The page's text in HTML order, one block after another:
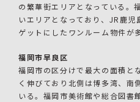
の繁華街エリアとなっている。
いエリアとなっており、JR鹿
ゲットにしたワンルーム物件が
福岡市早良区
福岡市の区分けで最大の面積と
く伸びており北側は博多湾、南
いる。福岡市美術館や総合図書